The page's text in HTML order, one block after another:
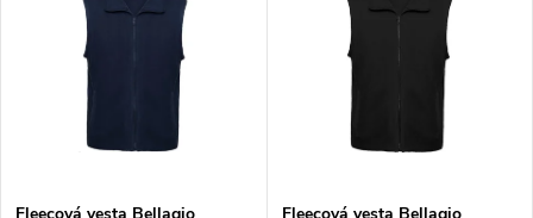
příjemný pocit...
příjemný pocit...